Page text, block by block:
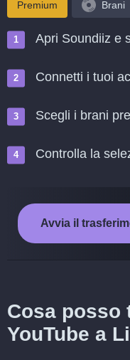
Premium Brani
Apri Soundiiz e
Connetti i tuoi
Scegli i brani
Controlla la
Avvia il
Cosa posso
YouTube a